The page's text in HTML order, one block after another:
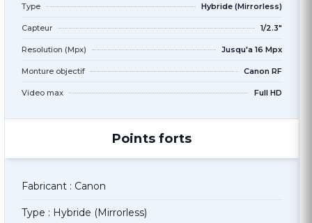
Type Hybride (Mirrorless)
Capteur 1/2.3"
Resolution (Mpx) Jusqu'a 16 Mpx
Monture objectif Canon RF
Video max Full HD
Points forts
Fabricant : Canon
Type : Hybride (Mirrorless)